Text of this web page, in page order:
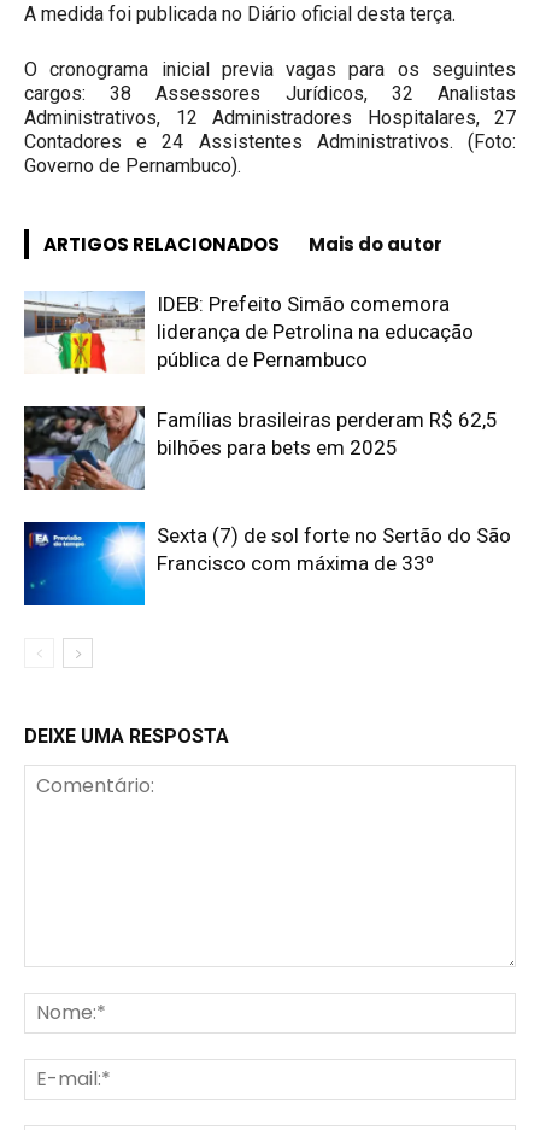
A medida foi publicada no Diário oficial desta terça.
O cronograma inicial previa vagas para os seguintes
cargos: 38 Assessores Jurídicos, 32 Analistas
Administrativos, 12 Administradores Hospitalares, 27
Contadores e 24 Assistentes Administrativos. (Foto:
Governo de Pernambuco).
ARTIGOS RELACIONADOS Mais do autor
IDEB: Prefeito Simão comemora
liderança de Petrolina na educação
pública de Pernambuco
Famílias brasileiras perderam R$ 62,5
bilhões para bets em 2025
Sexta (7) de sol forte no Sertão do São
Francisco com máxima de 33º
DEIXE UMA RESPOSTA